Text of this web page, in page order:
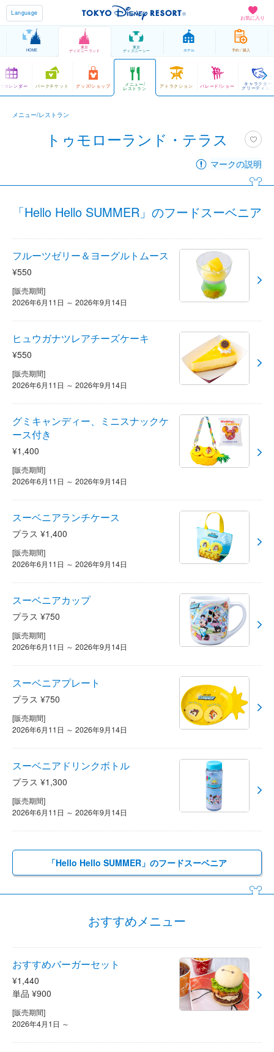
お気に入り
Language
HOME
東京
ディズニーランド
東京
ディズニーシー ホテル 予約 / 購入
カレンダー パークチケット グッズ/ショップ メニュー/
レストラン アトラクション パレード/ショー キャラクター
グリーティング
メニュー/レストラン
トゥモローランド・テラス
マークの説明
「Hello Hello SUMMER」のフードスーベニア
フルーツゼリー＆ヨーグルトムース
¥550
[販売期間]
2026年6月11日 ～ 2026年9月14日
ヒュウガナツレアチーズケーキ
¥550
[販売期間]
2026年6月11日 ～ 2026年9月14日
グミキャンディー、ミニスナックケ
ース付き
¥1,400
[販売期間]
2026年6月11日 ～ 2026年9月14日
スーベニアランチケース
プラス ¥1,400
[販売期間]
2026年6月11日 ～ 2026年9月14日
スーベニアカップ
プラス ¥750
[販売期間]
2026年6月11日 ～ 2026年9月14日
スーベニアプレート
プラス ¥750
[販売期間]
2026年6月11日 ～ 2026年9月14日
スーベニアドリンクボトル
プラス ¥1,300
[販売期間]
2026年6月11日 ～ 2026年9月14日
「Hello Hello SUMMER」のフードスーベニア
おすすめメニュー
おすすめバーガーセット
¥1,440
単品 ¥900
[販売期間]
2026年4月1日 ～